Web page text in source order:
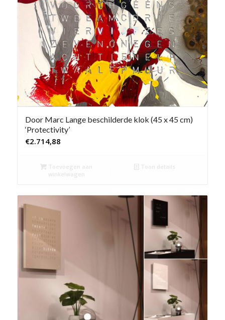
Door Marc Lange beschilderde klok (45 x 45 cm)
‘Protectivity’
€2.714,88
Toevoegen aan
winkelwagen
Toon details